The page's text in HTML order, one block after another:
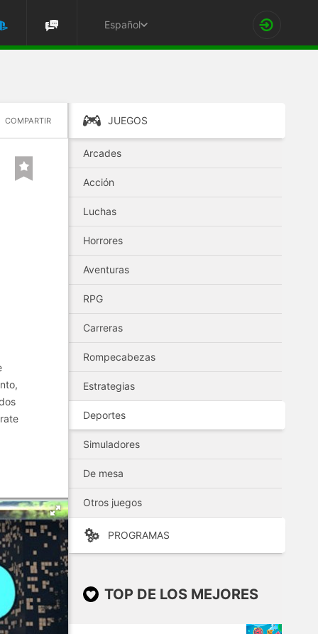
Español
COMPARTIR JUEGOS
Arcades
Acción
Luchas
Horrores
Aventuras
RPG
Carreras
Rompecabezas
Estrategias
Deportes
Simuladores
De mesa
Otros juegos
PROGRAMAS
TOP DE LOS MEJORES